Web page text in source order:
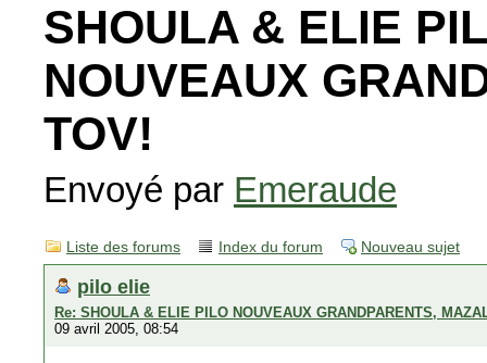
SHOULA & ELIE
NOUVEAUX
TOV!
Envoyé par Emeraude
Liste des forums Index du forum Nouveau sujet
pilo elie
Re: SHOULA & ELIE PILO NOUVEAUX GRANDPARENTS,
09 avril 2005, 08:54